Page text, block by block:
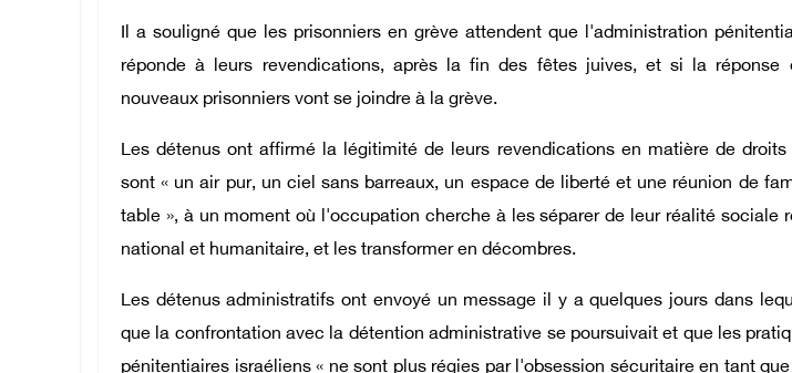
Il a souligné que les prisonniers en grève attendent que l'administration
réponde à leurs revendications, après la fin des fêtes juives, et si la réponse
nouveaux prisonniers vont se joindre à la grève.
Les détenus ont affirmé la légitimité de leurs revendications en matière de
sont « un air pur, un ciel sans barreaux, un espace de liberté et une réunion de
table », à un moment où l'occupation cherche à les séparer de leur réalité sociale
national et humanitaire, et les transformer en décombres.
Les détenus administratifs ont envoyé un message il y a quelques jours dans
que la confrontation avec la détention administrative se poursuivait et que les
pénitentiaires israéliens « ne sont plus régies par l'obsession sécuritaire en tant
Central